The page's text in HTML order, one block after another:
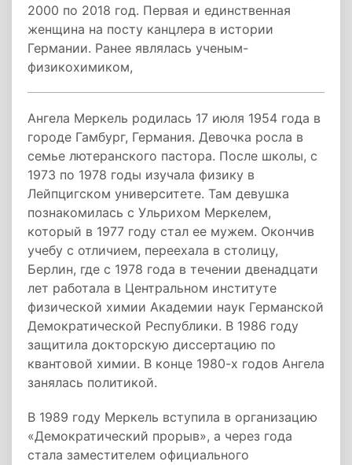
2000 по 2018 год. Первая и единственная
женщина на посту канцлера в истории
Германии. Ранее являлась ученым-
физикохимиком,
Ангела Меркель родилась 17 июля 1954 года в
городе Гамбург, Германия. Девочка росла в
семье лютеранского пастора. После школы, с
1973 по 1978 годы изучала физику в
Лейпцигском университете. Там девушка
познакомилась с Ульрихом Меркелем,
который в 1977 году стал ее мужем. Окончив
учебу с отличием, переехала в столицу,
Берлин, где с 1978 года в течении двенадцати
лет работала в Центральном институте
физической химии Академии наук Германской
Демократической Республики. В 1986 году
защитила докторскую диссертацию по
квантовой химии. В конце 1980-х годов Ангела
занялась политикой.
В 1989 году Меркель вступила в организацию
«Демократический прорыв», а через года
стала заместителем официального